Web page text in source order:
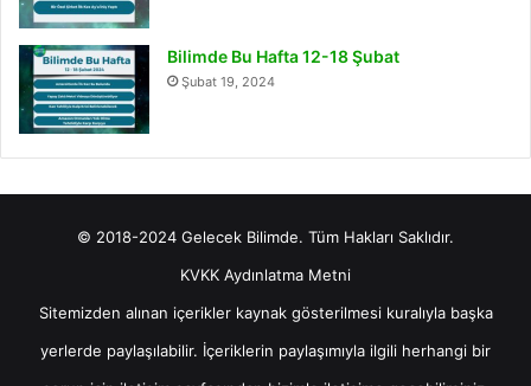
Bilimde Bu Hafta 12-18 Şubat
Şubat 19, 2024
© 2018-2024 Gelecek Bilimde. Tüm Hakları Saklıdır.
KVKK Aydınlatma Metni
Sitemizden alınan içerikler kaynak gösterilmesi kuralıyla başka
yerlerde paylaşılabilir. İçeriklerin paylaşımıyla ilgili herhangi bir